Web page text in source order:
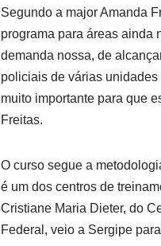
Segundo a major Amanda
programa para áreas ainda
demanda nossa, de
policiais de várias
muito importante para que
Freitas.
O curso segue a
é um dos centros de
Cristiane Maria Dieter, do
Federal, veio a Sergipe